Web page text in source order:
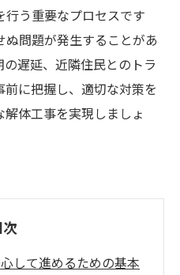
行う重要なプロセスです
問題が発生することがあ
遅延、近隣住民とのトラ
に把握し、適切な対策を
体工事を実現しましょ
次
して進めるための基本